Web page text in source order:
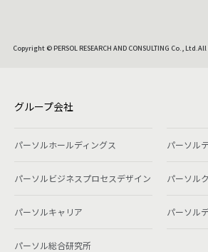
Copyright © PERSOL RESEARCH AND CONSULTING Co.,
グループ会社
パーソルホールディングス パーソル
パーソルビジネスプロセスデザイン パーソル
パーソルキャリア パーソル
パーソル総合研究所